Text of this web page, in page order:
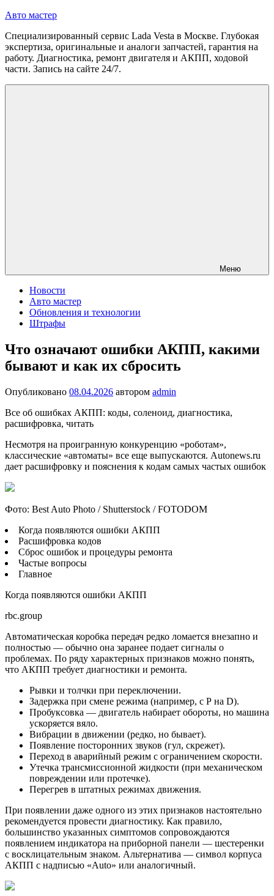
Перейти
содержимому
Авто мастер
Специализированный сервис Lada Vesta в Москве. Глубокая
экспертиза, оригинальные и аналоги запчастей, гарантия на
работу. Диагностика, ремонт двигателя и АКПП, ходовой
части. Запись на сайте 24/7.
Меню
Новости
Авто мастер
Обновления и технологии
Штрафы
Что означают ошибки АКПП, какими
бывают и как их сбросить
Опубликовано 08.04.2026 автором admin
Все об ошибках АКПП: коды, соленоид, диагностика,
расшифровка, читать
Несмотря на проигранную конкуренцию «роботам»,
классические «автоматы» все еще выпускаются. Autonews.ru
дает расшифровку и пояснения к кодам самых частых ошибок
Фото: Best Auto Photo / Shutterstock / FOTODOM
Когда появляются ошибки АКПП
Расшифровка кодов
Сброс ошибок и процедуры ремонта
Частые вопросы
Главное
Когда появляются ошибки АКПП
rbc.group
Автоматическая коробка передач редко ломается внезапно и
полностью — обычно она заранее подает сигналы о
проблемах. По ряду характерных признаков можно понять,
что АКПП требует диагностики и ремонта.
Рывки и толчки при переключении.
Задержка при смене режима (например, с P на D).
Пробуксовка — двигатель набирает обороты, но машина
ускоряется вяло.
Вибрации в движении (редко, но бывает).
Появление посторонних звуков (гул, скрежет).
Переход в аварийный режим с ограничением скорости.
Утечка трансмиссионной жидкости (при механическом
повреждении или протечке).
Перегрев в штатных режимах движения.
При появлении даже одного из этих признаков настоятельно
рекомендуется провести диагностику. Как правило,
большинство указанных симптомов сопровождаются
появлением индикатора на приборной панели — шестеренки
с восклицательным знаком. Альтернатива — символ корпуса
АКПП с надписью «Auto» или аналогичный.